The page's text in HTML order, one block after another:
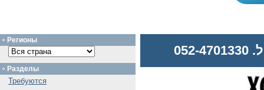
Регионы
Разделы
Требуются